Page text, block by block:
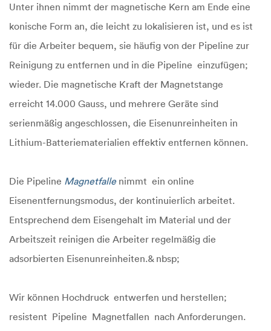
Unter ihnen nimmt der magnetische Kern am Ende eine
konische Form an, die leicht zu lokalisieren ist, und es ist
für die Arbeiter bequem, sie häufig von der Pipeline zur
Reinigung zu entfernen und in die Pipeline einzufügen;
wieder. Die magnetische Kraft der Magnetstange
erreicht 14.000 Gauss, und mehrere Geräte sind
serienmäßig angeschlossen, die Eisenunreinheiten in
Lithium-Batteriematerialien effektiv entfernen können.
Die Pipeline Magnetfalle nimmt ein online
Eisenentfernungsmodus, der kontinuierlich arbeitet.
Entsprechend dem Eisengehalt im Material und der
Arbeitszeit reinigen die Arbeiter regelmäßig die
adsorbierten Eisenunreinheiten.& nbsp;
Wir können Hochdruck entwerfen und herstellen;
resistent Pipeline Magnetfallen nach Anforderungen.